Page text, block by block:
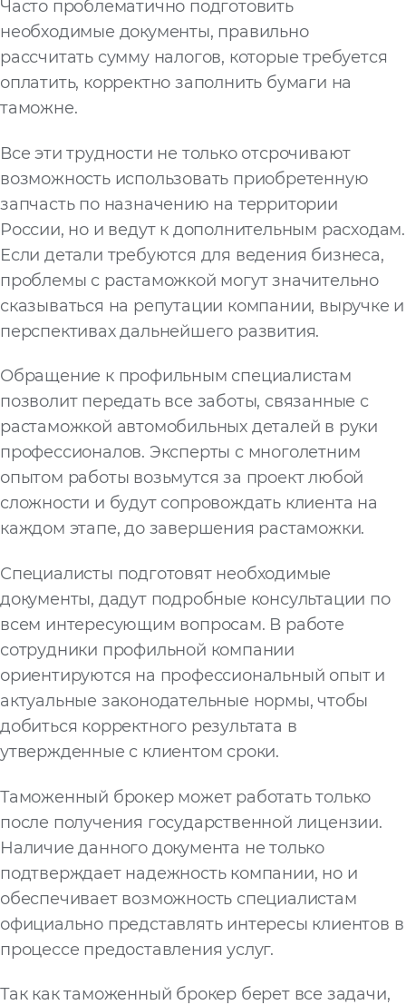
Часто проблематично подготовить
необходимые документы, правильно
рассчитать сумму налогов, которые требуется
оплатить, корректно заполнить бумаги на
таможне.
Все эти трудности не только отсрочивают
возможность использовать приобретенную
запчасть по назначению на территории
России, но и ведут к дополнительным расходам.
Если детали требуются для ведения бизнеса,
проблемы с растаможкой могут значительно
сказываться на репутации компании, выручке и
перспективах дальнейшего развития.
Обращение к профильным специалистам
позволит передать все заботы, связанные с
растаможкой автомобильных деталей в руки
профессионалов. Эксперты с многолетним
опытом работы возьмутся за проект любой
сложности и будут сопровождать клиента на
каждом этапе, до завершения растаможки.
Специалисты подготовят необходимые
документы, дадут подробные консультации по
всем интересующим вопросам. В работе
сотрудники профильной компании
ориентируются на профессиональный опыт и
актуальные законодательные нормы, чтобы
добиться корректного результата в
утвержденные с клиентом сроки.
Таможенный брокер может работать только
после получения государственной лицензии.
Наличие данного документа не только
подтверждает надежность компании, но и
обеспечивает возможность специалистам
официально представлять интересы клиентов в
процессе предоставления услуг.
Так как таможенный брокер берет все задачи,